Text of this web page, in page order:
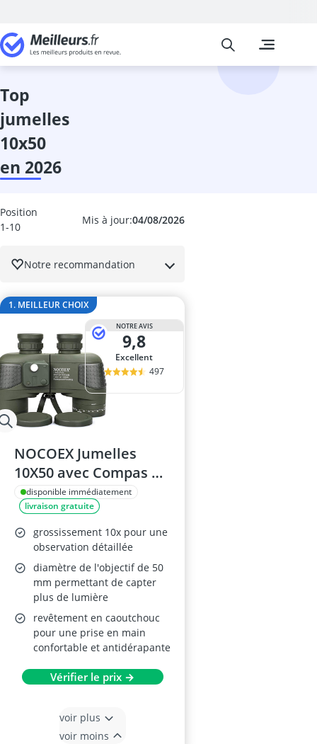
High-Tech
Absorbeur
Meilleurs
top
jumelles
10x50
en 2026
Mis à jour:04/08/2026
Position
1-10
Notre recommandation
1. MEILLEUR CHOIX
NOTRE AVIS
9,8
Excellent
497
NOCOEX Jumelles
10X50 avec Compas et
Télémètre
disponible immédiatement
livraison gratuite
grossissement 10x pour une
observation détaillée
diamètre de l'objectif de 50
mm permettant de capter
plus de lumière
revêtement en caoutchouc
pour une prise en main
confortable et antidérapante
Vérifier le prix →
voir plus
voir moins